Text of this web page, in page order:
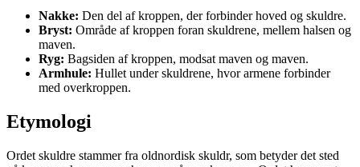
Nakke: Den del af kroppen, der forbinder hoved og skuldre.
Bryst: Område af kroppen foran skuldrene, mellem halsen og
maven.
Ryg: Bagsiden af kroppen, modsat maven og maven.
Armhule: Hullet under skuldrene, hvor armene forbinder
med overkroppen.
Etymologi
Ordet skuldre stammer fra oldnordisk skuldr, som betyder det sted